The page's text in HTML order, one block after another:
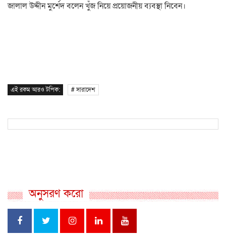
জালাল উদ্দীন মুর্শেদ বলেন খুঁজ নিয়ে প্রয়োজনীয় ব্যবস্থা নিবেন।
এই রকম আরও টপিক: # সারাদেশ
অনুসরণ করো